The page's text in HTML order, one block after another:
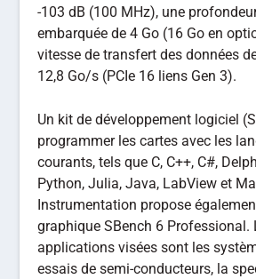
-103 dB (100 MHz), une
embarquée de 4 Go (16 Go en
vitesse de transfert des données
12,8 Go/s (PCIe 16 liens Gen 3).
Un kit de développement logiciel
programmer les cartes avec les
courants, tels que C, C++, C#,
Python, Julia, Java, LabView et
Instrumentation propose
graphique SBench 6 Professional.
applications visées sont les
essais de semi-conducteurs, la